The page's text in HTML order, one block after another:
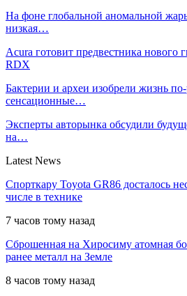
На фоне глобальной аномальной
низкая…
Acura готовит предвестника нового
RDX
Бактерии и археи изобрели жизнь
сенсационные…
Эксперты авторынка обсудили
на…
Latest News
Спорткару Toyota GR86 досталось
числе в технике
7 часов тому назад
Сброшенная на Хиросиму атомная
ранее металл на Земле
8 часов тому назад